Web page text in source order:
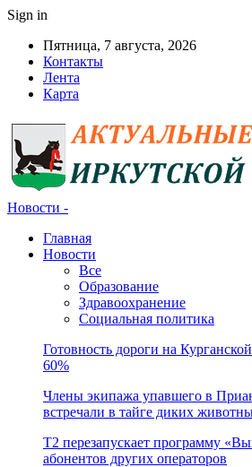
Sign in
Пятница, 7 августа, 2026
Контакты
Лента
Карта
Новости -
Главная
Новости
Все
Образование
Здравоохранение
Социальная политика
Готовность дороги на
60%
Члены экипажа упавшего в
встречали в тайге диких
Т2 перезапускает программу
абонентов других операторов